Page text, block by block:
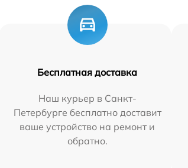
Бесплатная доставка
Наш курьер в Санкт-
Петербурге бесплатно доставит
ваше устройство на ремонт и
обратно.